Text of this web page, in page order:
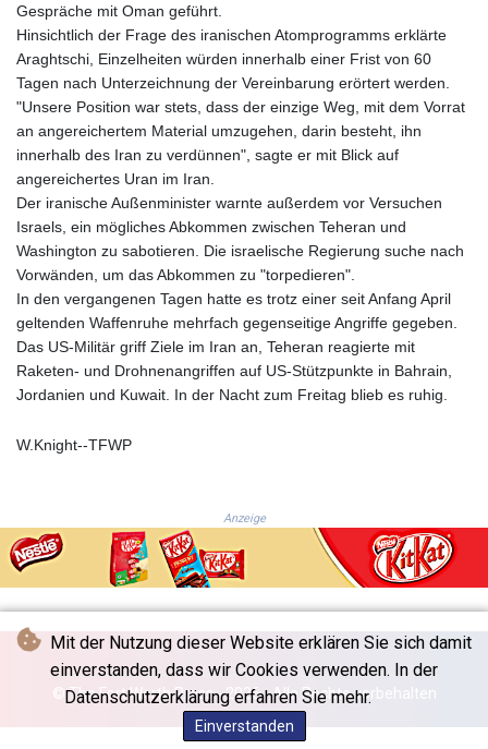
Mit der Nutzung dieser Website erklären Sie sich damit
einverstanden, dass wir Cookies verwenden. In der
Datenschutzerklärung erfahren Sie mehr.
Einverstanden
ILS 3.00375
IMP 0.743223
INR 95.07895
IQD 1310.5
IRR
1374799.999856
JEP 0.743223
JMD 158.828319
JOD 0.708998
KES 129.370087
KGS 87.450024
KHR
4052.501203
KMF 426.999813
LAK
22605.000185
LBP
LRD 181.249812
LSL 16.310315
LTL 2.95274
Gespräche mit Oman geführt.
Hinsichtlich der Frage des iranischen Atomprogramms erklärte
Araghtschi, Einzelheiten würden innerhalb einer Frist von 60
Tagen nach Unterzeichnung der Vereinbarung erörtert werden.
"Unsere Position war stets, dass der einzige Weg, mit dem Vorrat
an angereichertem Material umzugehen, darin besteht, ihn
innerhalb des Iran zu verdünnen", sagte er mit Blick auf
angereichertes Uran im Iran.
Der iranische Außenminister warnte außerdem vor Versuchen
Israels, ein mögliches Abkommen zwischen Teheran und
Washington zu sabotieren. Die israelische Regierung suche nach
Vorwänden, um das Abkommen zu "torpedieren".
In den vergangenen Tagen hatte es trotz einer seit Anfang April
geltenden Waffenruhe mehrfach gegenseitige Angriffe gegeben.
Das US-Militär griff Ziele im Iran an, Teheran reagierte mit
Raketen- und Drohnenangriffen auf US-Stützpunkte in Bahrain,
Jordanien und Kuwait. In der Nacht zum Freitag blieb es ruhig.
W.Knight--TFWP
Anzeige
© The Fort Worth Press - 2026 - Alle Rechte vorbehalten